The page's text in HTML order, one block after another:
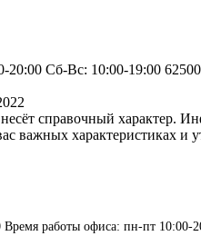
Время работы офиса: пн-пт
20:00 Сб-Вс: 10:00-19:00
справочный характер.
важных характеристиках